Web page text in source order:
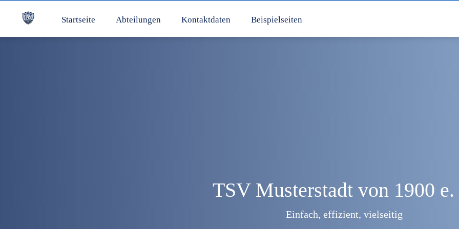
TSV Musterstadt von 1900 e.
Einfach, effizient, vielseitig
Startseite Abteilungen Kontaktdaten Beispielseiten